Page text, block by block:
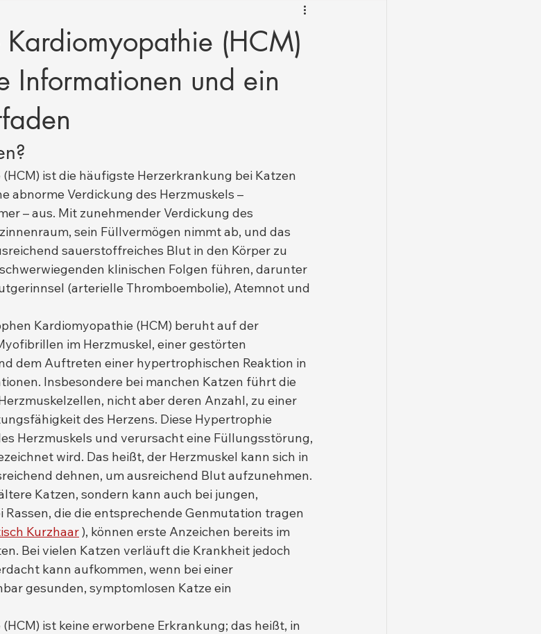
(HCM)
Informationen und ein
ist die häufigste Herzerkrankung bei Katzen
abnorme Verdickung des Herzmuskels –
– aus. Mit zunehmender Verdickung des
sein Füllvermögen nimmt ab, und das
sauerstoffreiches Blut in den Körper zu
klinischen Folgen führen, darunter
(arterielle Thromboembolie), Atemnot und
Kardiomyopathie (HCM) beruht auf der
im Herzmuskel, einer gestörten
dem Auftreten einer hypertrophischen Reaktion in
Insbesondere bei manchen Katzen führt die
nicht aber deren Anzahl, zu einer
des Herzens. Diese Hypertrophie
Herzmuskels und verursacht eine Füllungsstörung,
wird. Das heißt, der Herzmuskel kann sich in
dehnen, um ausreichend Blut aufzunehmen.
Katzen, sondern kann auch bei jungen,
die die entsprechende Genmutation tragen
Kurzhaar ), können erste Anzeichen bereits im
Bei vielen Katzen verläuft die Krankheit jedoch
kann aufkommen, wenn bei einer
gesunden, symptomlosen Katze ein
ist keine erworbene Erkrankung; das heißt, in